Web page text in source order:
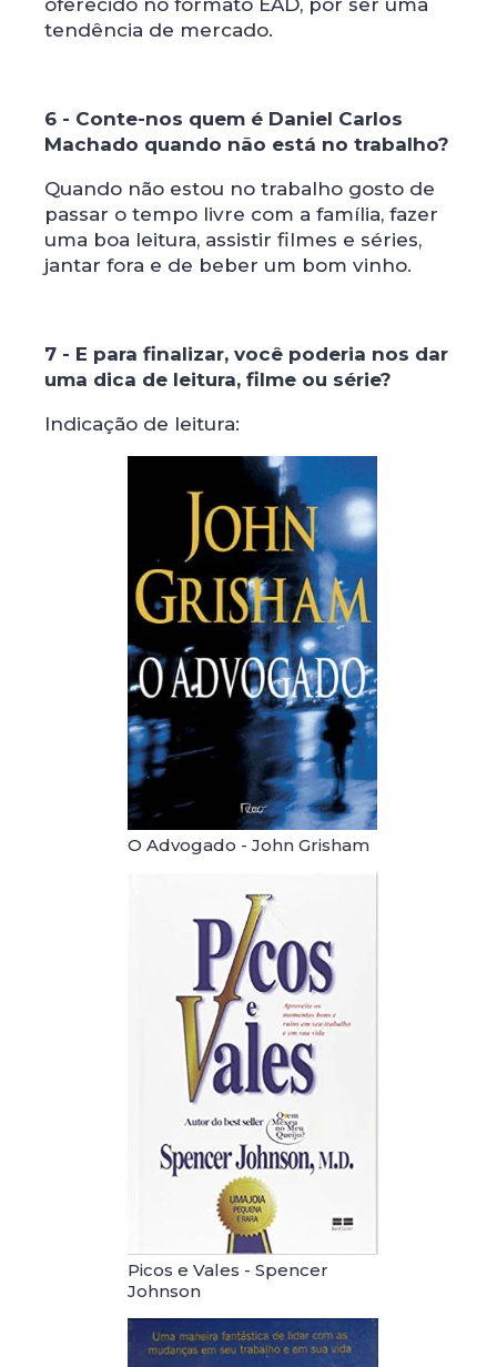
tendência de mercado.
6 - Conte-nos quem é Daniel Carlos
Machado quando não está no trabalho?
Quando não estou no trabalho gosto de
passar o tempo livre com a família, fazer
uma boa leitura, assistir filmes e séries,
jantar fora e de beber um bom vinho.
7 - E para finalizar, você poderia nos dar
uma dica de leitura, filme ou série?
Indicação de leitura:
O Advogado - John Grisham
Picos e Vales - Spencer
Johnson